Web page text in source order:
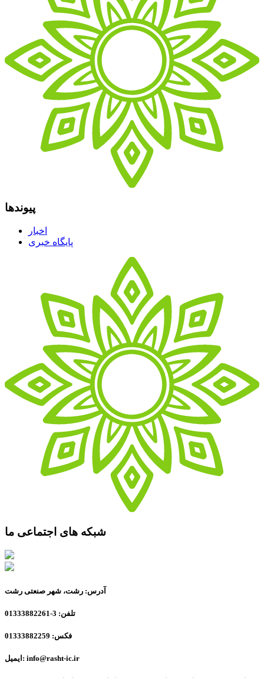
پیوندها
اخبار
پایگاه خبری
شبکه های اجتماعی ما
آدرس: رشت، شهر صنعتی رشت
تلفن: 3-01333882261
فکس: 01333882259
ایمیل: info@rasht-ic.ir